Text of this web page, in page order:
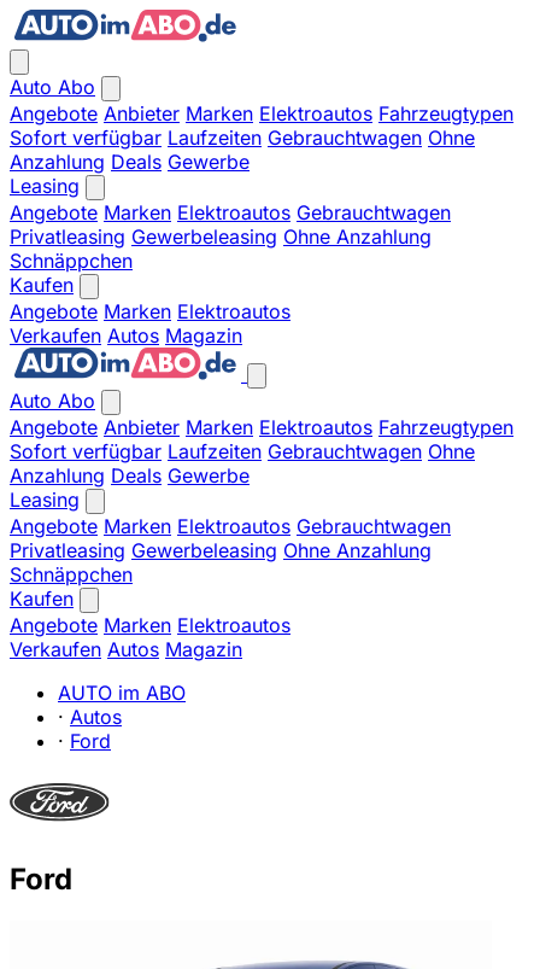
Auto Abo
Angebote Anbieter Marken Elektroautos Fahrzeugtypen
Sofort verfügbar Laufzeiten Gebrauchtwagen Ohne
Anzahlung Deals Gewerbe
Leasing
Angebote Marken Elektroautos Gebrauchtwagen
Privatleasing Gewerbeleasing Ohne Anzahlung
Schnäppchen
Kaufen
Angebote Marken Elektroautos
Verkaufen Autos Magazin
Auto Abo
Angebote Anbieter Marken Elektroautos Fahrzeugtypen
Sofort verfügbar Laufzeiten Gebrauchtwagen Ohne
Anzahlung Deals Gewerbe
Leasing
Angebote Marken Elektroautos Gebrauchtwagen
Privatleasing Gewerbeleasing Ohne Anzahlung
Schnäppchen
Kaufen
Angebote Marken Elektroautos
Verkaufen Autos Magazin
AUTO im ABO
· Autos
· Ford
Ford